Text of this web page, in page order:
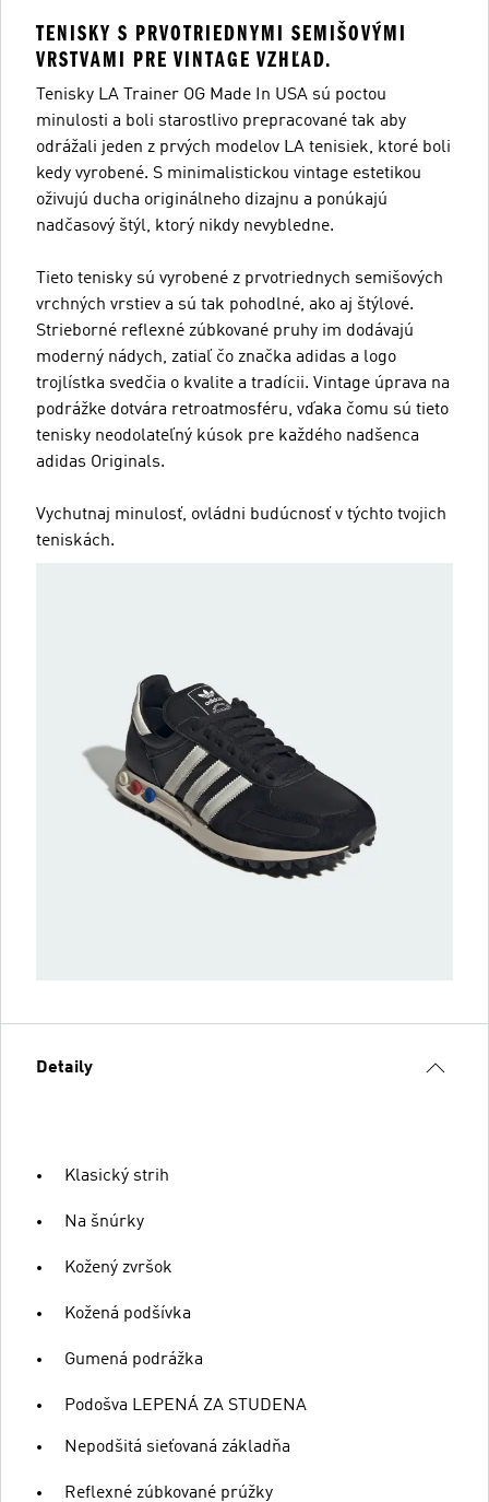
TENISKY S PRVOTRIEDNYMI SEMIŠOVÝMI
VRSTVAMI PRE VINTAGE VZHĽAD.
Tenisky LA Trainer OG Made In USA sú poctou
minulosti a boli starostlivo prepracované tak aby
odrážali jeden z prvých modelov LA tenisiek, ktoré boli
kedy vyrobené. S minimalistickou vintage estetikou
oživujú ducha originálneho dizajnu a ponúkajú
nadčasový štýl, ktorý nikdy nevybledne.
Tieto tenisky sú vyrobené z prvotriednych semišových
vrchných vrstiev a sú tak pohodlné, ako aj štýlové.
Strieborné reflexné zúbkované pruhy im dodávajú
moderný nádych, zatiaľ čo značka adidas a logo
trojlístka svedčia o kvalite a tradícii. Vintage úprava na
podrážke dotvára retroatmosféru, vďaka čomu sú tieto
tenisky neodolateľný kúsok pre každého nadšenca
adidas Originals.
Vychutnaj minulosť, ovládni budúcnosť v týchto tvojich
teniskách.
Detaily
Klasický strih
Na šnúrky
Kožený zvršok
Kožená podšívka
Gumená podrážka
Podošva LEPENÁ ZA STUDENA
Nepodšitá sieťovaná základňa
Reflexné zúbkované prúžky